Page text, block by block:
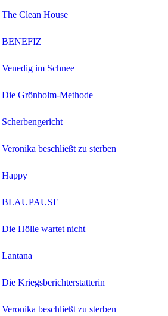
The Clean House
BENEFIZ
Venedig im Schnee
Die Grönholm-Methode
Scherbengericht
Veronika beschließt zu sterben
Happy
BLAUPAUSE
Die Hölle wartet nicht
Lantana
Die Kriegsberichterstatterin
Veronika beschließt zu sterben